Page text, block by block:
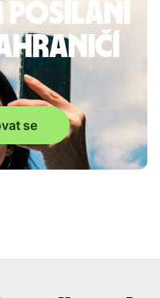
posílání
se